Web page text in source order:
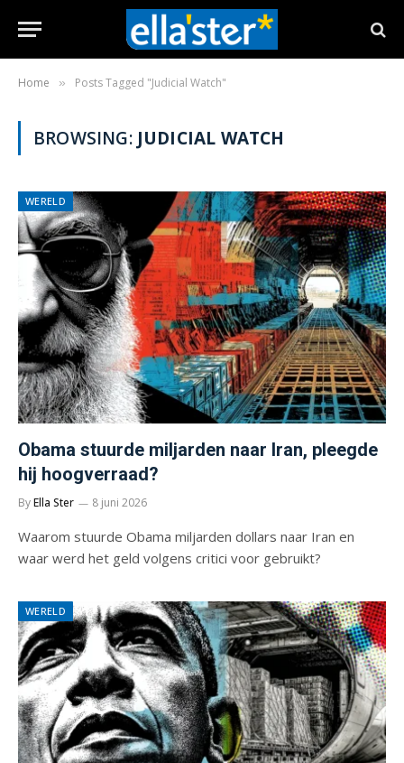
Home » Posts Tagged "Judicial Watch"
BROWSING: JUDICIAL WATCH
WERELD
Obama stuurde miljarden naar Iran, pleegde
hij hoogverraad?
ByElla Ster 8 juni 2026
Waarom stuurde Obama miljarden dollars naar Iran en
waar werd het geld volgens critici voor gebruikt?
WERELD